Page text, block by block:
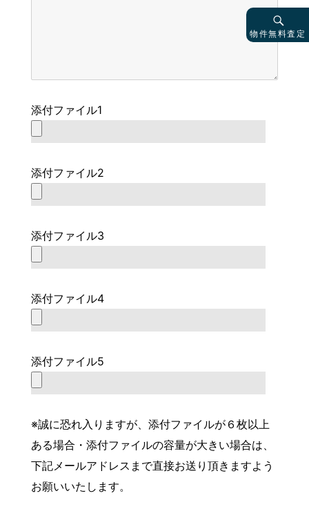
添付ファイル1
添付ファイル2
添付ファイル3
添付ファイル4
添付ファイル5
※誠に恐れ入りますが、添付ファイルが６枚以上
ある場合・添付ファイルの容量が大きい場合は、
下記メールアドレスまで直接お送り頂きますよう
お願いいたします。
物件無料査定